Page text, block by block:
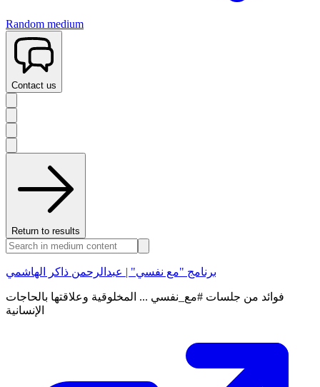
Random medium
Contact us
Return to results
برنامج "مع نفسي" | عبدالرحمن ذاكر الهاشمي
فوائد من جلسات #مع_نفسي ... المخلوقية وعلاقتها بالحاجات
الإنسانية